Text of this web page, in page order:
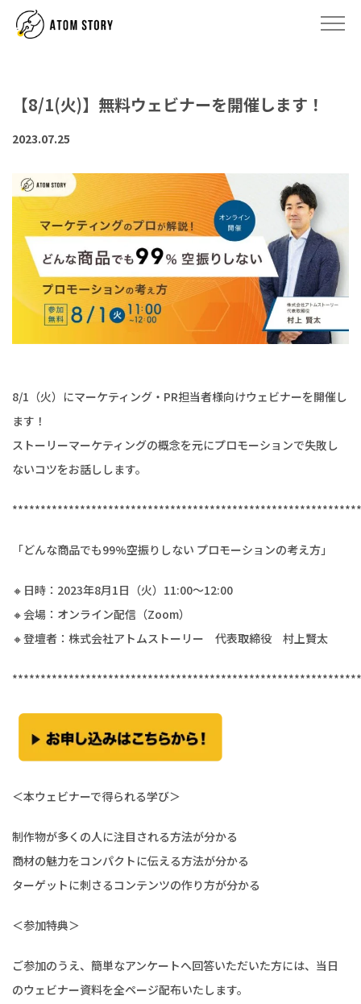
【8/1(火)】無料ウェビナーを開催します！
2023.07.25
8/1（火）にマーケティング・ PR担当者様向けウェビナーを開催し
ます！
ストーリーマーケティングの概念を元にプロモーションで失敗し
ないコツをお話しします。
「どんな商品でも99%空振りしない プロモーションの考え方」
🔸日時：2023年8月1日（火）11:00～12:00
🔸会場：オンライン配信（Zoom）
🔸登壇者：株式会社アトムストーリー 代表取締役 村上賢太
＜本ウェビナーで得られる学び＞
制作物が多くの人に注目される方法が分かる
商材の魅力をコンパクトに伝える方法が分かる
ターゲットに刺さるコンテンツの作り方が分かる
＜参加特典＞
ご参加のうえ、簡単なアンケートへ回答いただいた方には、当日
のウェビナー資料を全ページ配布いたします。